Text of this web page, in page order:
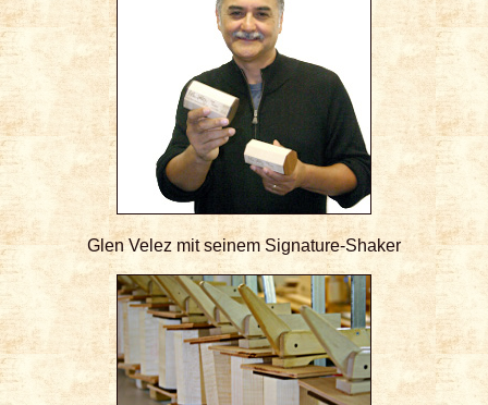
Glen Velez mit seinem Signature-Shaker